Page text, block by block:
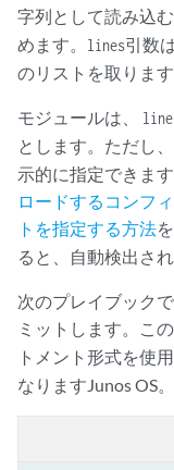
字列として読み込
めます。
lines引数
のリストを取ります
モジュールは、
とします。ただし、
示的に指定できま
ロードするコンフ
トを指定する方法
ると、自動検出さ
次のプレイブック
ミットします。この
トメント形式を使
なりますJunos OS。